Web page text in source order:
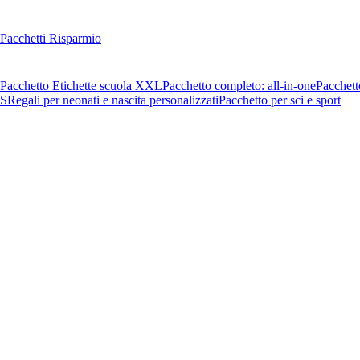
Pacchetti Risparmio
Pacchetto Etichette scuola XXLPacchetto completo: all-in-one
Regali per neonati e nascita personalizzatiPacchetto per sci e sport